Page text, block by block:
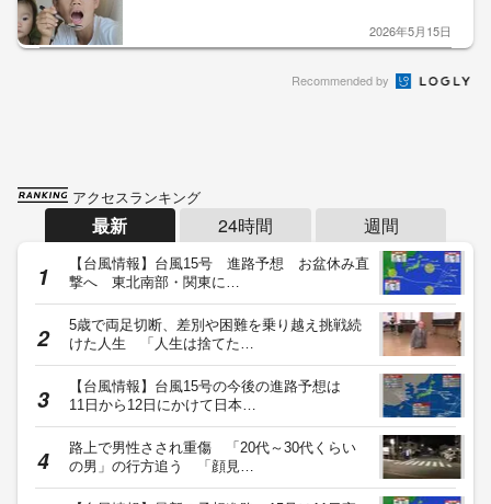
2026年5月15日
Recommended by
アクセスランキング
最新 24時間 週間
【台風情報】台風15号 進路予想 お盆休み直
撃へ 東北南部・関東に…
5歳で両足切断、差別や困難を乗り越え挑戦続
けた人生 「人生は捨てた…
【台風情報】台風15号の今後の進路予想は
11日から12日にかけて日本…
路上で男性さされ重傷 「20代～30代くらい
の男」の行方追う 「顔見…